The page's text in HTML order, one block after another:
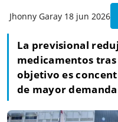
Jhonny Garay 18 jun 2026
La previsional
medicamentos
objetivo es
de mayor